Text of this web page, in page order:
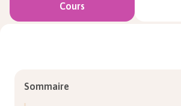
Cours
Sommaire